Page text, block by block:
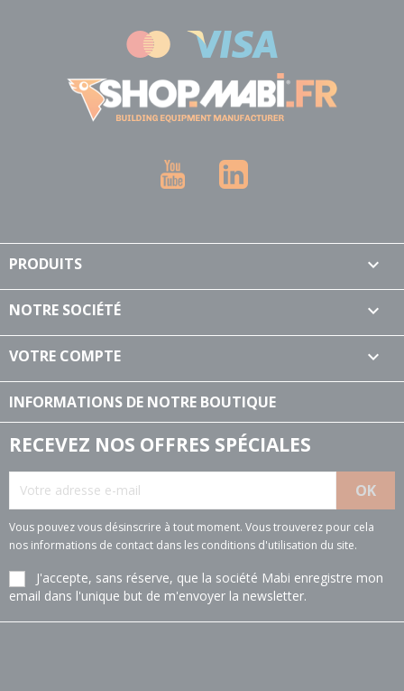
YouTube
PRODUITS 
NOTRE SOCIÉTÉ 
VOTRE COMPTE 
INFORMATIONS DE NOTRE BOUTIQUE
RECEVEZ NOS OFFRES SPÉCIALES
Vous pouvez vous désinscrire à tout moment. Vous trouverez pour cela
nos informations de contact dans les conditions d'utilisation du site.
J'accepte, sans réserve, que la société Mabi enregistre mon
email dans l'unique but de m'envoyer la newsletter.